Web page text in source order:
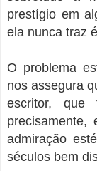
prestígio em
ela nunca traz
O problema
nos assegura
escritor, que
precisamente,
admiração
séculos bem